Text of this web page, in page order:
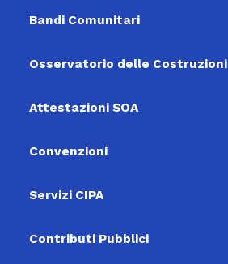
Bandi Comunitari
Osservatorio delle Costruzioni
Attestazioni SOA
Convenzioni
Servizi CIPA
Contributi Pubblici